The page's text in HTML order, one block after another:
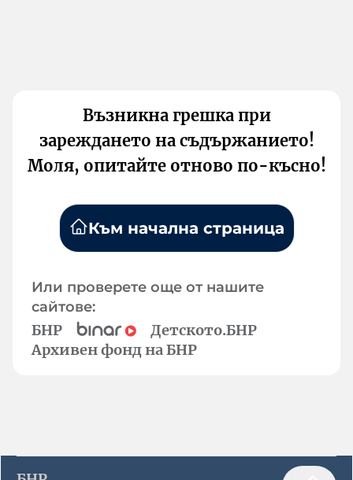
Възникна грешка при
зареждането на съдържанието!
Моля, опитайте отново по-късно!
Към начална страница
Или проверете още от нашите
сайтове:
БНР
Детското.БНР
Архивен фонд на БНР